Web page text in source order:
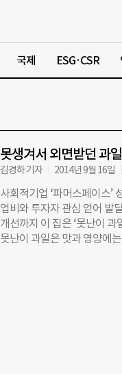
국제 ESG·CSR
못생겨서 외면받던 과
김경하 기자 2014년 9월 16일
사회적기업 ‘파머스페이스’
업비와 투자자 관심 얻어 발
개선까지 이 집은 ‘못난이
못난이 과일은 맛과 영양에